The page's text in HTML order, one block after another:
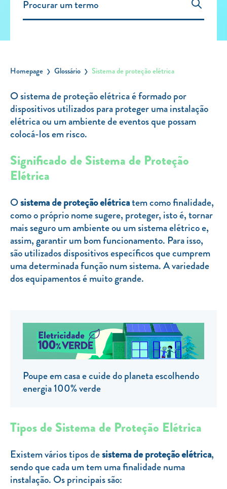
Carregar Fora de Casa
Leituras
Sobre nós
Contactos
FAQ
Blog
Mais informações
ROTULAGEM
JUNTE-SE A NÓS
TARIFA SOCIAL
APP MOBILE
CONTADORES ELÉTRICOS
PRÉMIOS
EFICIÊNCIA ENERGÉTICA
FRAUDE E SEGURANÇA
Preços de referência
Livro de reclamações
Clientes com necessidades especiais
Clientes prioritários
Homepage Glossário Sistema de proteção elétrica
O sistema de proteção elétrica é formado por
dispositivos utilizados para proteger uma instalação
elétrica ou um ambiente de eventos que possam
colocá-los em risco.
Significado de Sistema de Proteção
Elétrica
Osistema de proteção elétricatem como finalidade,
como o próprio nome sugere, proteger, isto é, tornar
mais seguro um ambiente ou um sistema elétrico e,
assim, garantir um bom funcionamento. Para isso,
são utilizados dispositivos específicos que cumprem
uma determinada função num sistema. A variedade
dos equipamentos é muito grande.
Poupe em casa e cuide do planeta escolhendo
energia 100% verde
Tipos de Sistema de Proteção Elétrica
Existem vários tipos desistema de proteção elétrica,
sendo que cada um tem uma finalidade numa
instalação. Os principais são: